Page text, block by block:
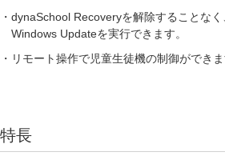
・dynaSchool Recoveryを解除することな
Windows Updateを実行できます。
・リモート操作で児童生徒機の制御ができま
特長